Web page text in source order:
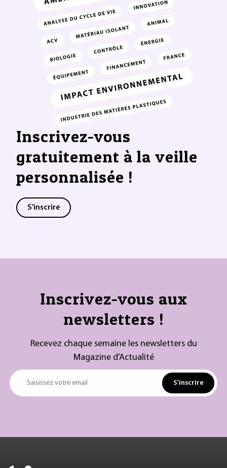
Inscrivez-vous
gratuitement à la veille
personnalisée !
S'inscrire
Inscrivez-vous aux
newsletters !
Recevez chaque semaine les newsletters du
Magazine d’Actualité
Saisissez votre email S'inscrire